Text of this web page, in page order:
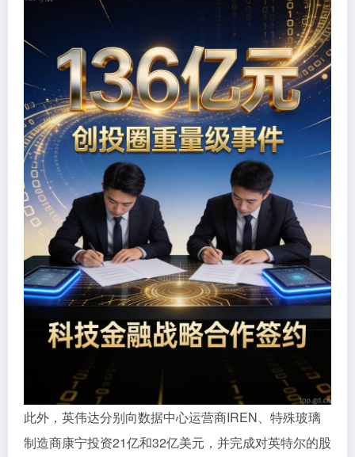
此外，英伟达分别向数据中心运营商IREN、特殊玻璃
制造商康宁投资21亿和32亿美元，并完成对英特尔的股